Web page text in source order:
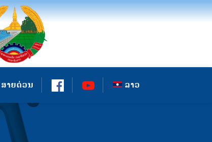
ສາຍດ່ວນ ລາວ